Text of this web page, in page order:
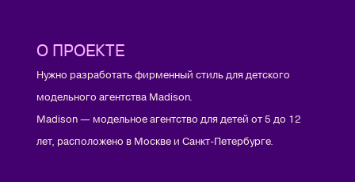
О ПРОЕКТЕ
Нужно разработать фирменный стиль для детского
модельного агентства Madison.
Madison — модельное агентство для детей от 5 до 12
лет, расположено в Москве и Санкт-Петербурге.